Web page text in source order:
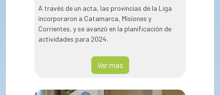
A través de un acta, las provincias de la Liga
incorporaron a Catamarca, Misiones y
Corrientes, y se avanzó en la planificación de
actividades para 2024.
Ver más